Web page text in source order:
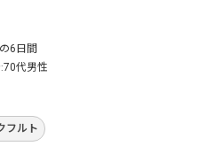
6日間
70代男性
ッパ3か国周遊！日
感動をもらった最高
フルト